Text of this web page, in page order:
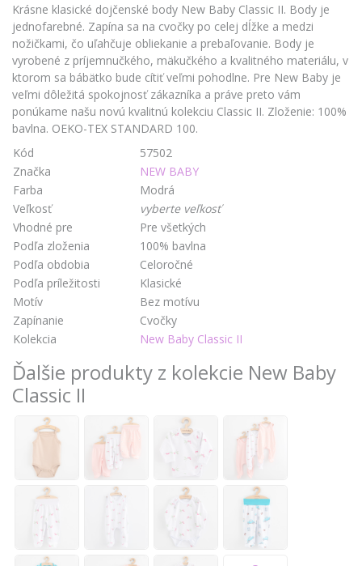
Krásne klasické dojčenské body New Baby Classic II. Body je
jednofarebné. Zapína sa na cvočky po celej dĺžke a medzi
nožičkami, čo uľahčuje obliekanie a prebaľovanie. Body je
vyrobené z príjemnučkého, mäkučkého a kvalitného materiálu, v
ktorom sa bábätko bude cítiť veľmi pohodlne. Pre New Baby je
veľmi dôležitá spokojnosť zákazníka a práve preto vám
ponúkame našu novú kvalitnú kolekciu Classic II. Zloženie: 100%
bavlna. OEKO-TEX STANDARD 100.
Kód
57502
Značka
NEW BABY
Farba
Modrá
Veľkosť
vyberte veľkosť
Vhodné pre
Pre všetkých
Podľa zloženia
100% bavlna
Podľa obdobia
Celoročné
Podľa príležitosti
Klasické
Motív
Bez motívu
Zapínanie
Cvočky
Kolekcia
New Baby Classic II
Ďalšie produkty z kolekcie New Baby
Classic II